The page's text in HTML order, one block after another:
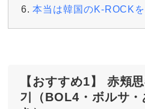
本当は韓国のK-ROCKを
【おすすめ1】 赤頬
기（BOL4・ボルサ